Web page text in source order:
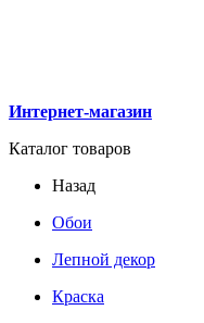
Интернет-магазин
Каталог товаров
Назад
Обои
Лепной декор
Краска